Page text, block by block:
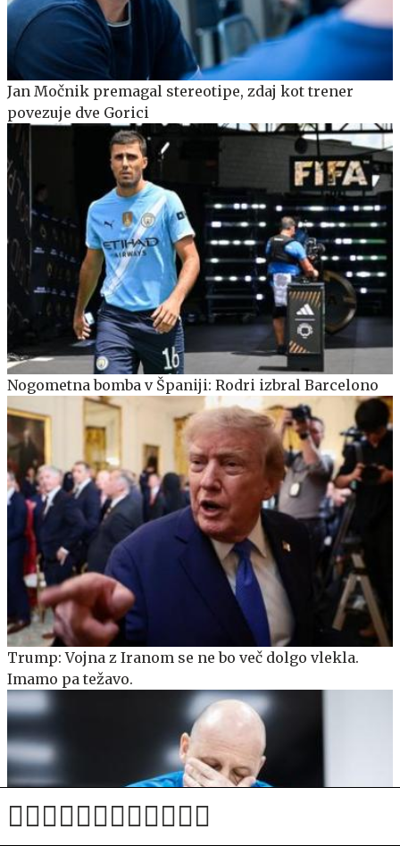
Jan Močnik premagal stereotipe, zdaj kot trener
povezuje dve Gorici
Nogometna bomba v Španiji: Rodri izbral Barcelono
Trump: Vojna z Iranom se ne bo več dolgo vlekla.
Imamo pa težavo.